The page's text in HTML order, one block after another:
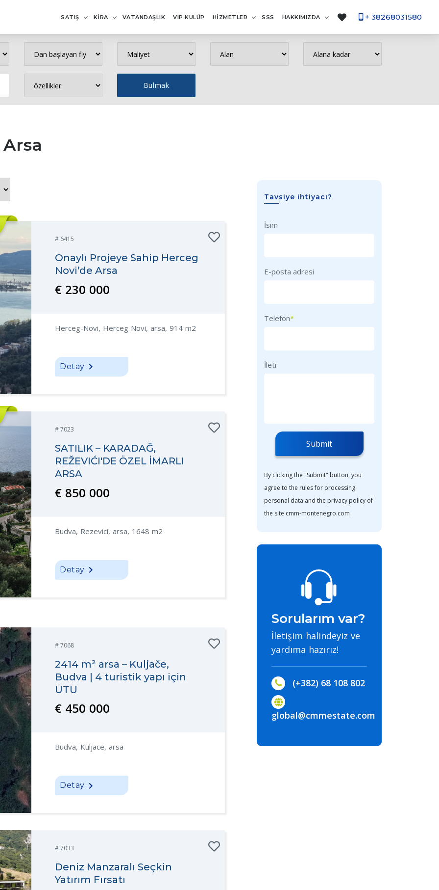
SATIŞ KİRA VATANDAŞLIK VIP KULÜP HİZMETLER SSS HAKKIMIZDA + 38268031580
# 6415
Onaylı Projeye Sahip Herceg
Novi’de Arsa
€ 230 000
Herceg-Novi, Herceg Novi, arsa, 914 m2
Detay
# 7023
SATILIK – KARADAĞ,
REŽEVIĆI'DE ÖZEL İMARLI
ARSA
€ 850 000
Budva, Rezevici, arsa, 1648 m2
Detay
# 7068
2414 m² arsa – Kuljače,
Budva | 4 turistik yapı için
UTU
€ 450 000
Budva, Kuljace, arsa
Detay
# 7033
Deniz Manzaralı Seçkin
Yatırım Fırsatı
Tavsiye ihtiyacı?
İsim
E-posta adresi
Telefon*
İleti
Submit
By clicking the "Submit" button, you
agree to the rules for processing
personal data and the privacy policy of
the site cmm-montenegro.com
Sorularım var?
İletişim halindeyiz ve
yardıma hazırız!
(+382) 68 108 802
global@cmmestate.com